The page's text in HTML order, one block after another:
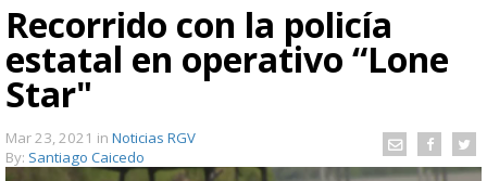
Recorrido con la policía
estatal en operativo “Lone
Star"
Mar 23, 2021 in Noticias RGV
By: Santiago Caicedo